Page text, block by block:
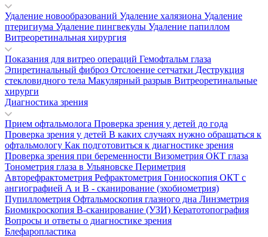
Удаление новообразований Удаление халязиона Удаление
птеригиума Удаление пингвекулы Удаление папиллом
Витреоретинальная хирургия
Показания для витрео операций Гемофтальм глаза
Эпиретинальный фиброз Отслоение сетчатки Деструкция
стекловидного тела Макулярный разрыв Витреоретинальные
хирурги
Диагностика зрения
Прием офтальмолога Проверка зрения у детей до года
Проверка зрения у детей В каких случаях нужно обращаться к
офтальмологу Как подготовиться к диагностике зрения
Проверка зрения при беременности Визометрия ОКТ глаза
Тонометрия глаза в Ульяновске Периметрия
Авторефрактометрия Рефрактометрия Гониоскопия ОКТ с
ангиографией А и В - сканирование (эхобиометрия)
Пупиллометрия Офтальмоскопия глазного дна Линзметрия
Биомикроскопия В-сканирование (УЗИ) Кератотопография
Вопросы и ответы о диагностике зрения
Блефаропластика